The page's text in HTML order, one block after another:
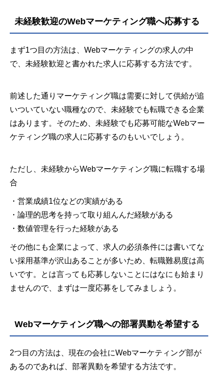
未経験歓迎のWebマーケティング職へ応募する
まず1つ目の方法は、Webマーケティングの求人の中
で、未経験歓迎と書かれた求人に応募する方法です。
前述した通りマーケティング職は需要に対して供給が追
いついていない職種なので、未経験でも転職できる企業
はあります。そのため、未経験でも応募可能なWebマー
ケティング職の求人に応募するのもいいでしょう。
ただし、未経験からWebマーケティング職に転職する場
合
・営業成績1位などの実績がある
・論理的思考を持って取り組んんだ経験がある
・数値管理を行った経験がある
その他にも企業によって、求人の必須条件には書いてな
い採用基準が沢山あることが多いため、転職難易度は高
いです。とは言っても応募しないことにはなにも始まり
ませんので、まずは一度応募をしてみましょう。
Webマーケティング職への部署異動を希望する
2つ目の方法は、現在の会社にWebマーケティング部が
あるのであれば、部署異動を希望する方法です。